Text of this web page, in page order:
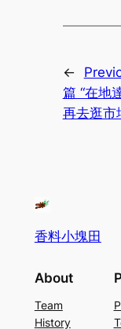
←
篇 “在地
再去逛市
香料小塊田
About
Team
History